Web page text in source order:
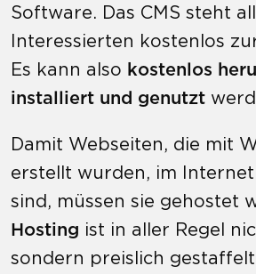
Software. Das CMS steht
Interessierten kostenlos
Es kann also kostenlos
installiert und genutzt
Damit Webseiten, die mit
erstellt wurden, im
sind, müssen sie gehostet
Hosting ist in aller Regel
sondern preislich